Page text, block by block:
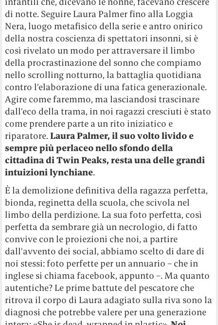
di notte. Seguire Laura Palmer fino alla Loggia
Nera, luogo metafisico della serie e antro onirico
della nostra coscienza di spettatori insonni, si è
così rivelato un modo per attraversare il limbo
della procrastinazione del sonno che compiamo
nello scrolling notturno, la battaglia quotidiana
contro l’elaborazione di una fatica generazionale.
Agire come faremmo, ma lasciandosi trascinare
dall’eco della trama, in noi ragazzi cresciuti è stato
come prendere parte a un rito iniziatico e
riparatore.Laura Palmer, il suo volto livido e
sempre più perlaceo nello sfondo della
cittadina di Twin Peaks, resta una delle grandi
intuizioni lynchiane.
È la demolizione definitiva della ragazza perfetta,
bionda, reginetta della scuola, che scivola nel
limbo della perdizione. La sua foto perfetta, così
perfetta da sembrare già un necrologio, di fatto
convive con le proiezioni che noi, a partire
dall’avvento dei social, abbiamo scelto di dare di
noi stessi: foto perfette per un annuario – che in
inglese si chiama facebook, appunto –. Ma quanto
autentiche? Le prime battute del pescatore che
ritrova il corpo di Laura adagiato sulla riva sono la
diagnosi che potrebbe valere per una generazione